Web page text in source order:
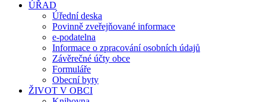
ÚŘAD
Úřední deska
Povinně zveřejňované informace
e-podatelna
Informace o zpracování osobních údajů
Závěrečné účty obce
Formuláře
Obecní byty
ŽIVOT V OBCI